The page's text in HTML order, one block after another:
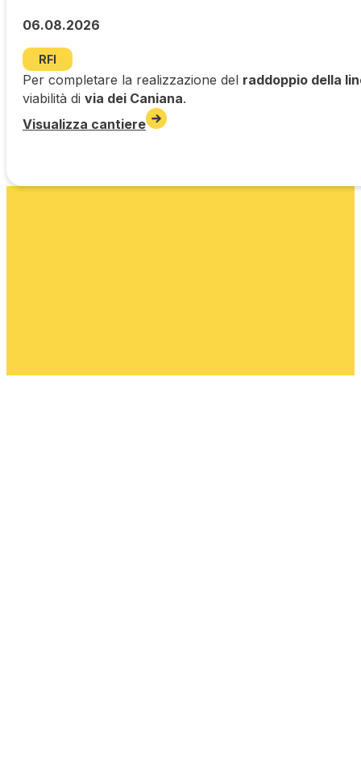
06.08.2026
RFI
Per completare la realizzazione del raddoppio della
viabilità di via dei Caniana.
Visualizza cantiere